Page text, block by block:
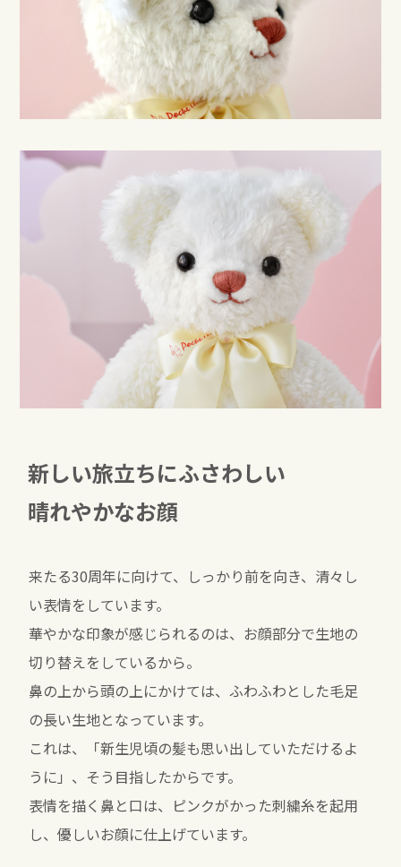
新しい旅立ちにふさわしい
晴れやかなお顔
来たる30周年に向けて、しっかり前を向き、清々し
い表情をしています。
華やかな印象が感じられるのは、お顔部分で生地の
切り替えをしているから。
鼻の上から頭の上にかけては、ふわふわとした毛足
の長い生地となっています。
これは、「新生児頃の髪も思い出していただけるよ
うに」、そう目指したからです。
表情を描く鼻と口は、ピンクがかった刺繍糸を起用
し、優しいお顔に仕上げています。